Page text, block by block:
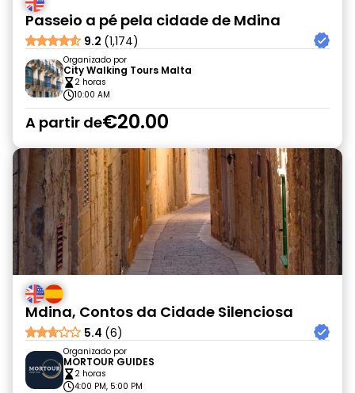
Passeio a pé pela cidade de Mdina
9.2 (1,174)
Organizado por
City Walking Tours Malta
2 horas
10:00 AM
A partir de€20.00
Mdina, Contos da Cidade Silenciosa
5.4 (6)
Organizado por
MORTOUR GUIDES
2 horas
4:00 PM, 5:00 PM